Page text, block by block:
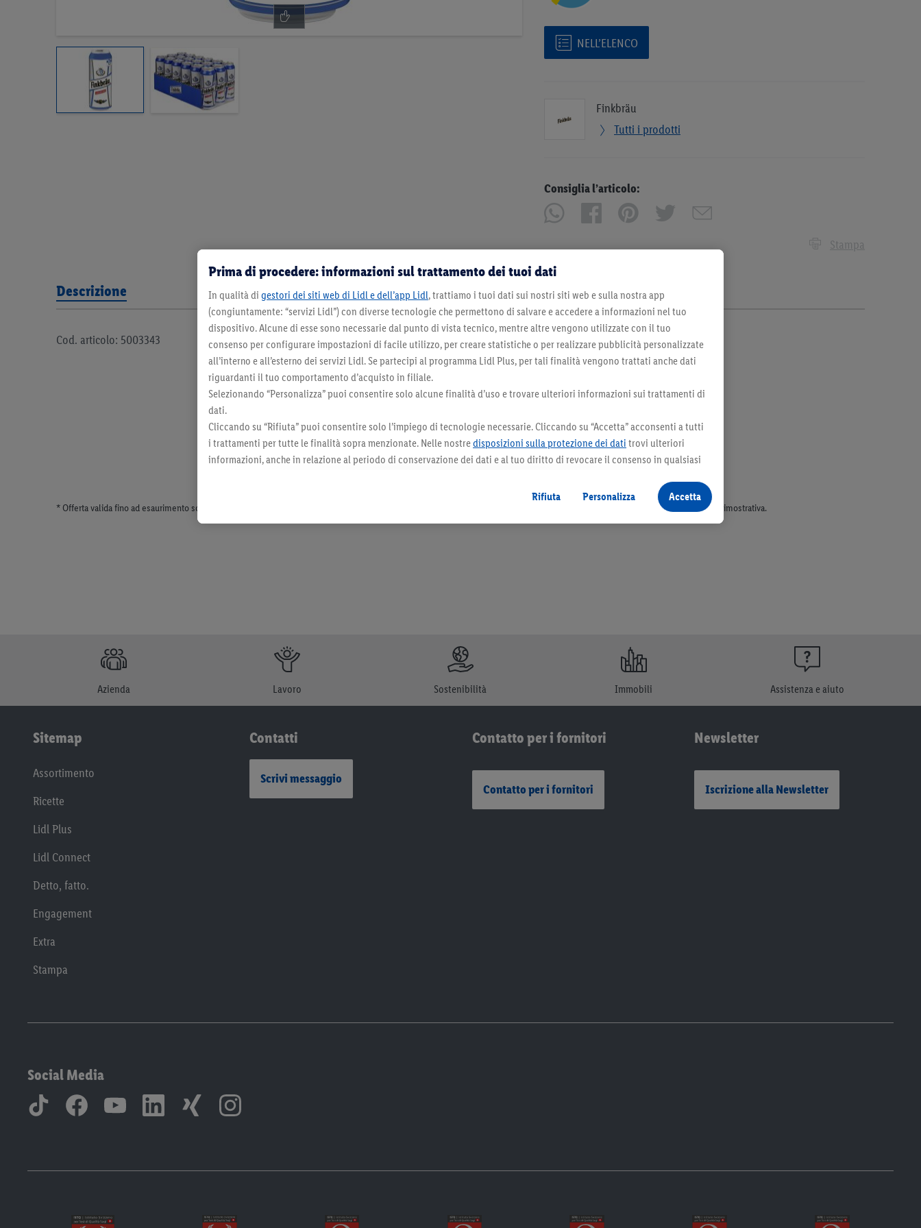
NELL’ELENCO
Finkbräu
Tutti i prodotti
Consiglia l’articolo:
Stampa
Descrizione
Cod. articolo: 5003343
* Offerta valida fino ad esaurimento scorte. Tutti i prezzi senza decorazioni. I prodotti qui reclamizzati, soprattutto quelli non-food, non fanno sempre parte dell’assortimento. Ill. dimostrativa.
Azienda Lavoro Sostenibilità Immobili Assistenza e aiuto
Sitemap
Assortimento
Ricette
Lidl Plus
Lidl Connect
Detto, fatto.
Engagement
Extra
Stampa
Contatti
Scrivi messaggio
Contatto per i fornitori
Contatto per i fornitori
Newsletter
Iscrizione alla Newsletter
Social Media
Prima di procedere: informazioni sul trattamento dei tuoi dati
In qualità di gestori dei siti web di Lidl e dell’app Lidl, trattiamo i tuoi dati sui nostri siti web e sulla nostra app
(congiuntamente: “servizi Lidl”) con diverse tecnologie che permettono di salvare e accedere a informazioni nel tuo
dispositivo. Alcune di esse sono necessarie dal punto di vista tecnico, mentre altre vengono utilizzate con il tuo
consenso per configurare impostazioni di facile utilizzo, per creare statistiche o per realizzare pubblicità personalizzate
all’interno e all’esterno dei servizi Lidl. Se partecipi al programma Lidl Plus, per tali finalità vengono trattati anche dati
riguardanti il tuo comportamento d’acquisto in filiale.
Selezionando “Personalizza” puoi consentire solo alcune finalità d’uso e trovare ulteriori informazioni sui trattamenti di
dati.
Cliccando su “Rifiuta” puoi consentire solo l’impiego di tecnologie necessarie. Cliccando su “Accetta” acconsenti a tutti
i trattamenti per tutte le finalità sopra menzionate. Nelle nostredisposizioni sulla protezione dei dati trovi ulteriori
informazioni, anche in relazione al periodo di conservazione dei dati e al tuo diritto di revocare il consenso in qualsiasi
Rifiuta
Personalizza Accetta